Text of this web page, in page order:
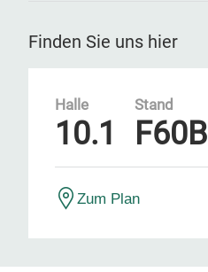
Finden Sie uns hier
Halle
10.1
Stand
F60B
Zum Plan